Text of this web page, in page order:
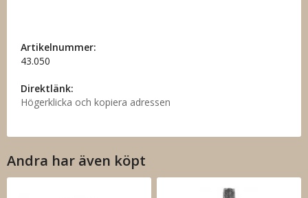
Artikelnummer:
43.050
Direktlänk:
Högerklicka och kopiera adressen
Andra har även köpt